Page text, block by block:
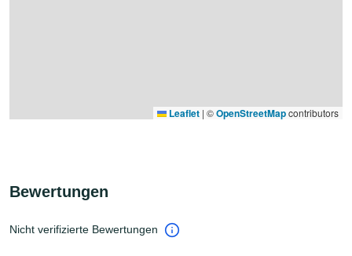
Leaflet | ©OpenStreetMapcontributors
Bewertungen
Nicht verifizierte Bewertungen